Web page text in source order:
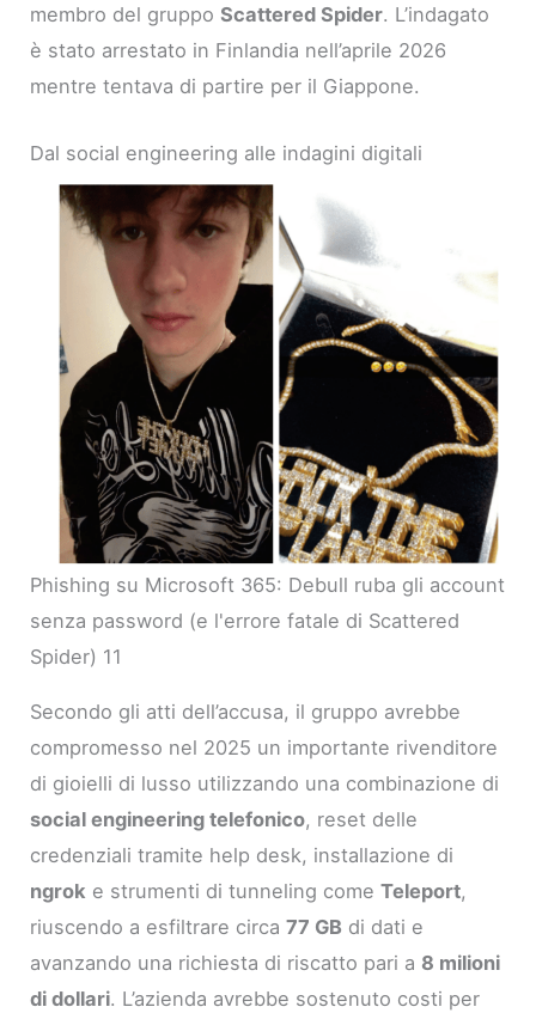
membro del gruppoScattered Spider. L’indagato
è stato arrestato in Finlandia nell’aprile 2026
mentre tentava di partire per il Giappone.
Dal social engineering alle indagini digitali
Phishing su Microsoft 365: Debull ruba gli account
senza password (e l'errore fatale di Scattered
Spider) 11
Secondo gli atti dell’accusa, il gruppo avrebbe
compromesso nel 2025 un importante rivenditore
di gioielli di lusso utilizzando una combinazione di
social engineering telefonico, reset delle
credenziali tramite help desk, installazione di
ngrok e strumenti di tunneling comeTeleport,
riuscendo a esfiltrare circa77 GB di dati e
avanzando una richiesta di riscatto pari a 8 milioni
di dollari. L’azienda avrebbe sostenuto costi per